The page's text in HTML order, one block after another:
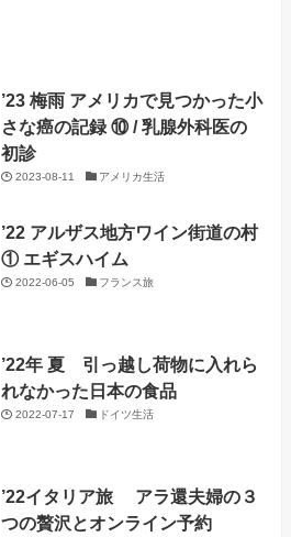
’23 梅雨 アメリカで見つかった小
さな癌の記録 ⑩ / 乳腺外科医の
初診
2023-08-11 アメリカ生活
’22 アルザス地方ワイン街道の村
① エギスハイム
2022-06-05 フランス旅
’22年 夏 引っ越し荷物に入れら
れなかった日本の食品
2022-07-17 ドイツ生活
’22イタリア旅 アラ還夫婦の３
つの贅沢とオンライン予約